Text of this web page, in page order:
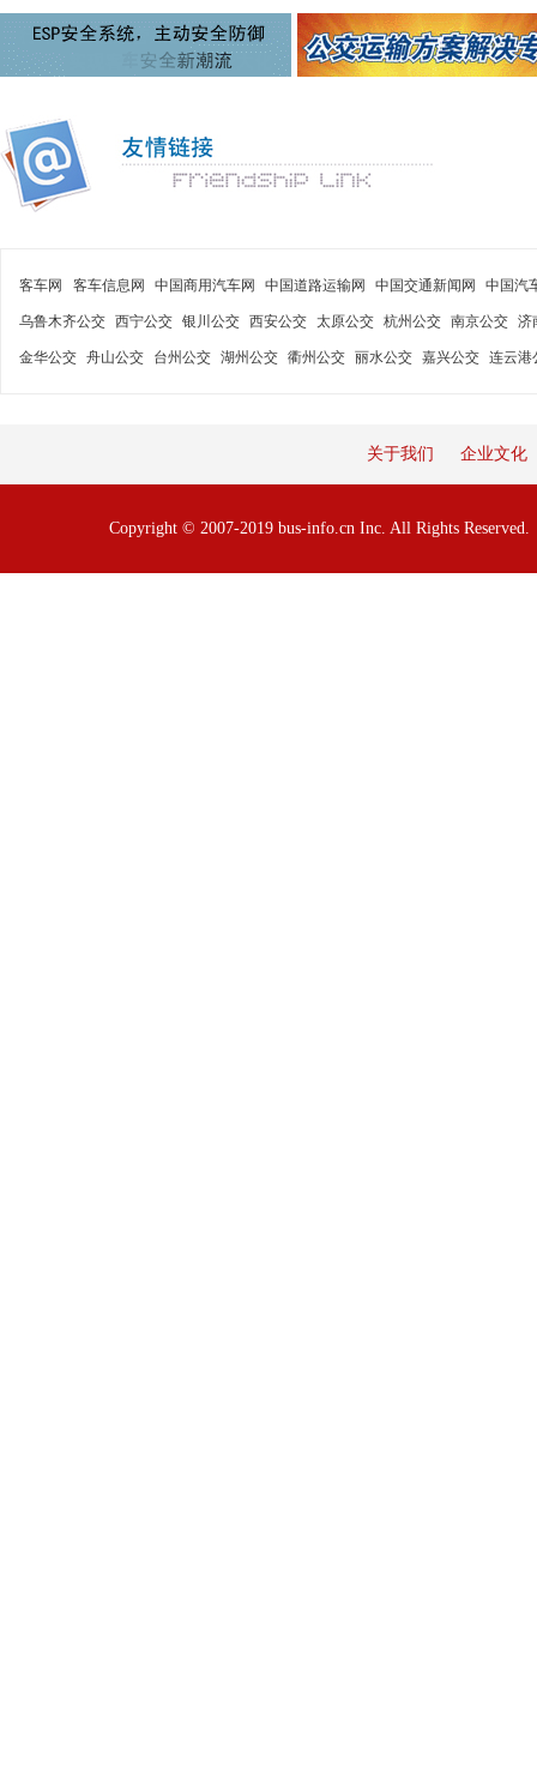
客车网 客车信息网 中国商用汽车网 中国道路运输网 中国交通新闻网 中国汽
乌鲁木齐公交 西宁公交 银川公交 西安公交 太原公交 杭州公交 南京公交 济
金华公交 舟山公交 台州公交 湖州公交 衢州公交 丽水公交 嘉兴公交 连云港
关于我们 企业文化
Copyright © 2007-2019 bus-info.cn Inc. All Rights